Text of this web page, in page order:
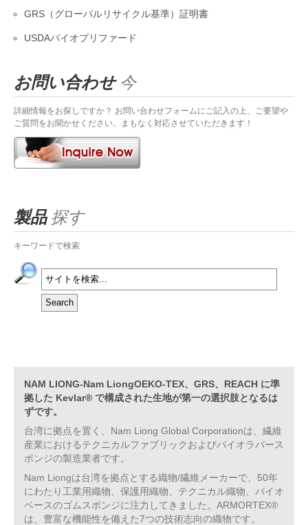
GRS（グローバルリサイクル基準）証明書
USDAバイオプリファード
お問い合わせ今
詳細情報をお探しですか？ お問い合わせフォームにご記入の上、ご要望や
ご質問をお聞かせください。まもなく対応させていただきます！
製品探す
キーワードで検索
NAM LIONG-Nam LiongOEKO-TEX、GRS、REACH に準
拠した Kevlar® で構成された生地が第一の選択肢となるは
ずです。
台湾に拠点を置く、Nam Liong Global Corporationは、繊維
産業におけるテクニカルファブリックおよびバイオラバース
ポンジの製造業者です。
Nam Liongは台湾を拠点とする織物/繊維メーカーで、50年
にわたり工業用織物、保護用織物、テクニカル織物、バイオ
ベースのゴムスポンジに注力してきました。ARMORTEX®
は、豊富な機能性を備えた7つの技術志向の織物です。